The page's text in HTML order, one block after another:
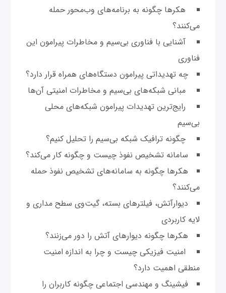
هکرها چگونه به برنامه‌های وب‌محور حمله
می‌کنند؟
آشنایی با فناوری بی‌سیم و مخاطرات پیرامون این
فناوری
چه تهدیداتی پیرامون دستگاه‌های همراه قرار دارد؟
مبانی شبکه‌های بی‌سیم و مخاطرات امنیتی آن‌ها
رایج‌ترین تهدیدات پیرامون شبکه‌های محلی
بی‌سیم
چگونه ترافیک شبکه بی‌سیم را تحلیل کنیم؟
سامانه تشخیص نفوذ چیست و چگونه کار می‌کند؟
هکرها چگونه به سامانه‌های تشخیص نفوذ حمله
می‌کنند؟
دیوارآتش، فیلترهای بسته، گیت‌وی سطح مداری و
لایه کاربردی
هکرها چگونه دیوارهای آتش را دور می‌زنند؟
امنیت فیزیکی چیست و چرا به اندازه امنیت
منطقی اهمیت دارد؟
فیشینگ و مهندسی اجتماعی چگونه کاربران را